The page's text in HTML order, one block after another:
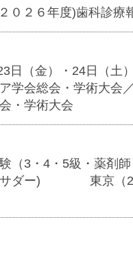
０２６年度)歯科診療
日（金）・24日（土
学会総会・学術大会
・学術大会
（3・4・5級・薬剤
サダー) 東京（